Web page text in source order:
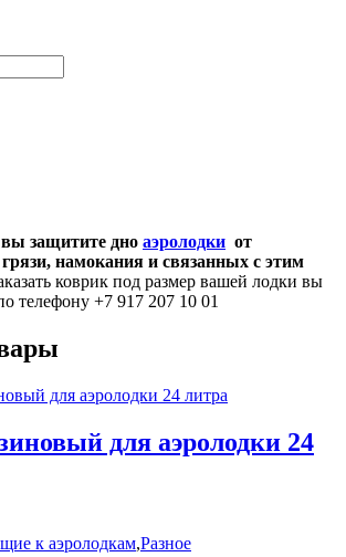
защитите дно аэролодки от
намокания и связанных с этим
коврик под размер вашей лодки вы
телефону +7 917 207 10 01
для аэролодки 24
к аэролодкам,Разное